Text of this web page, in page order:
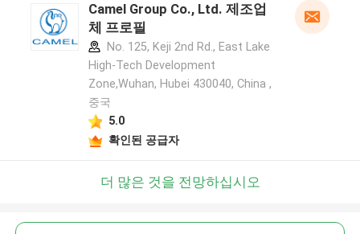
Camel Group Co., Ltd. 제조업
체 프로필
No. 125, Keji 2nd Rd., East Lake
High-Tech Development
Zone,Wuhan, Hubei 430040, China ,
중국
5.0
확인된 공급자
더 많은 것을 전망하십시오